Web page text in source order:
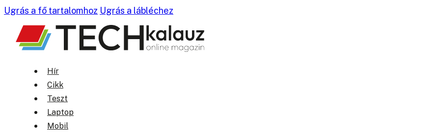
Ugrás a fő tartalomhoz Ugrás a lábléchez
Hír
Cikk
Teszt
Laptop
Mobil